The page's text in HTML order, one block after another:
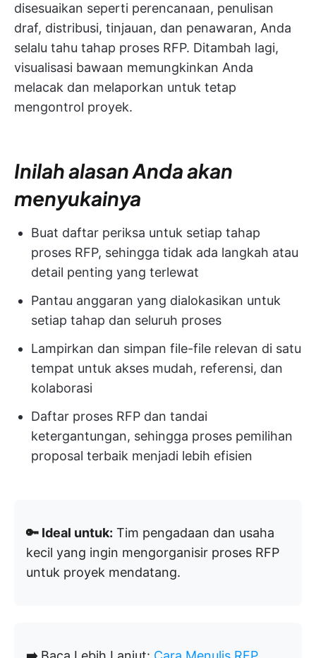
disesuaikan seperti perencanaan, penulisan
draf, distribusi, tinjauan, dan penawaran, Anda
selalu tahu tahap proses RFP. Ditambah lagi,
visualisasi bawaan memungkinkan Anda
melacak dan melaporkan untuk tetap
mengontrol proyek.
Inilah alasan Anda akan
menyukainya
Buat daftar periksa untuk setiap tahap
proses RFP, sehingga tidak ada langkah atau
detail penting yang terlewat
Pantau anggaran yang dialokasikan untuk
setiap tahap dan seluruh proses
Lampirkan dan simpan file-file relevan di satu
tempat untuk akses mudah, referensi, dan
kolaborasi
Daftar proses RFP dan tandai
ketergantungan, sehingga proses pemilihan
proposal terbaik menjadi lebih efisien
🔑 Ideal untuk: Tim pengadaan dan usaha
kecil yang ingin mengorganisir proses RFP
untuk proyek mendatang.